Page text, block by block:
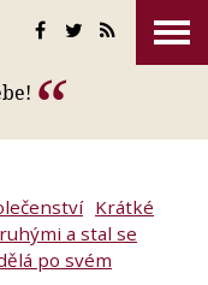
Krátké
a stal se
po svém